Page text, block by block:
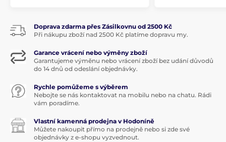
Doprava zdarma přes Zásilkovnu od 2500 Kč
Při nákupu zboží nad 2500 Kč platíme dopravu my.
Garance vrácení nebo výměny zboží
Garantujeme výměnu nebo vrácení zboží bez udání důvodů
do 14 dnů od odeslání objednávky.
Rychle pomůžeme s výběrem
Nebojte se nás kontaktovat na mobilu nebo na chatu. Rádi
vám poradíme.
Vlastní kamenná prodejna v Hodoníně
Můžete nakoupit přímo na prodejně nebo si zde své
objednávky z e-shopu vyzvednout.